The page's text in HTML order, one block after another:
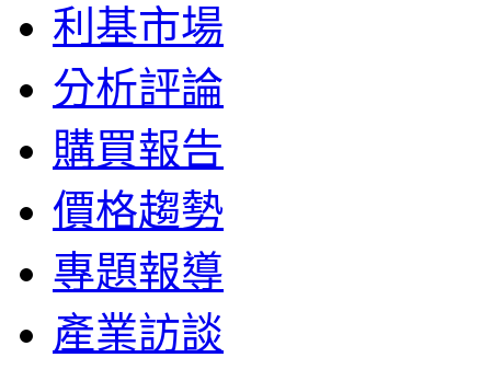
利基市場
分析評論
購買報告
價格趨勢
專題報導
產業訪談